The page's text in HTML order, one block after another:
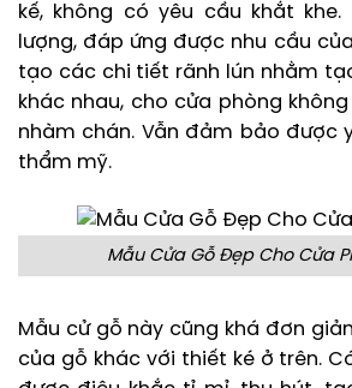
kế, không có yêu cầu khắt
lượng, đáp ứng được nhu cầu
tạo các chi tiết rãnh lún nhằm
khác nhau, cho cửa phòng
nhàm chán. Vẫn đảm bảo được
thẩm mỹ.
Mẫu Cửa Gỗ Đẹp Cho Cửa
Mẫu cử gỗ này cũng khá đơn
của gỗ khác với thiết ké ở trên.